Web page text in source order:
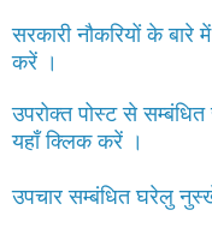
सरकारी नौकरियों के
करें ।
उपरोक्त पोस्ट से सम्बंधित
यहाँ क्लिक करें ।
उपचार सम्बंधित घरेलु